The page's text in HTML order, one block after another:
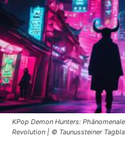
KPop Demon Hunters:
Revolution | © Taunussteiner